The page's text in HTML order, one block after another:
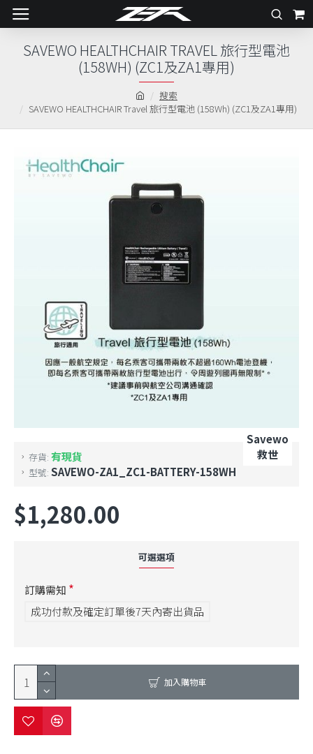
搜索
SAVEWO HEALTHCHAIR Travel 旅行型電池 (158Wh) (ZC1及ZA1專用)
SAVEWO HEALTHCHAIR TRAVEL 旅行型電池
(158WH) (ZC1及ZA1專用)
存貨: 有現貨
型號: SAVEWO-ZA1_ZC1-BATTERY-158WH
Savewo
救世
$1,280.00
可選選項
訂購需知
成功付款及確定訂單後7天內寄出貨品
加入購物車